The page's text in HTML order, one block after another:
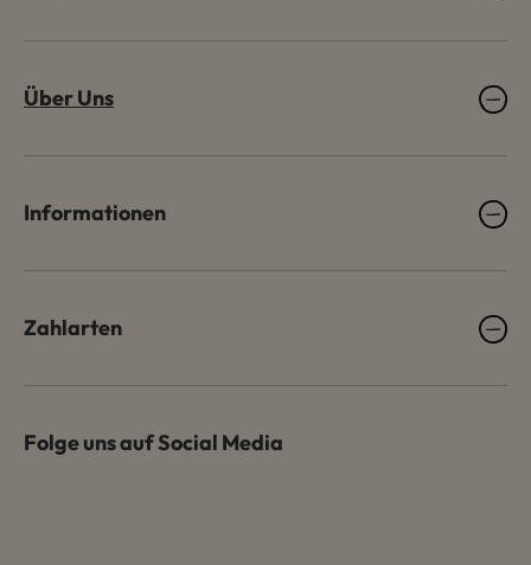
Über Uns
Informationen
Zahlarten
Folge uns auf Social Media